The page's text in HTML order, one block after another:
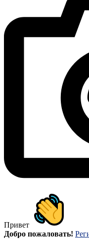
Привет
Добро пожаловать!